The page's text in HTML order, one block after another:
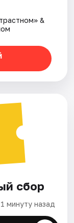
&
сбор
минуту назад